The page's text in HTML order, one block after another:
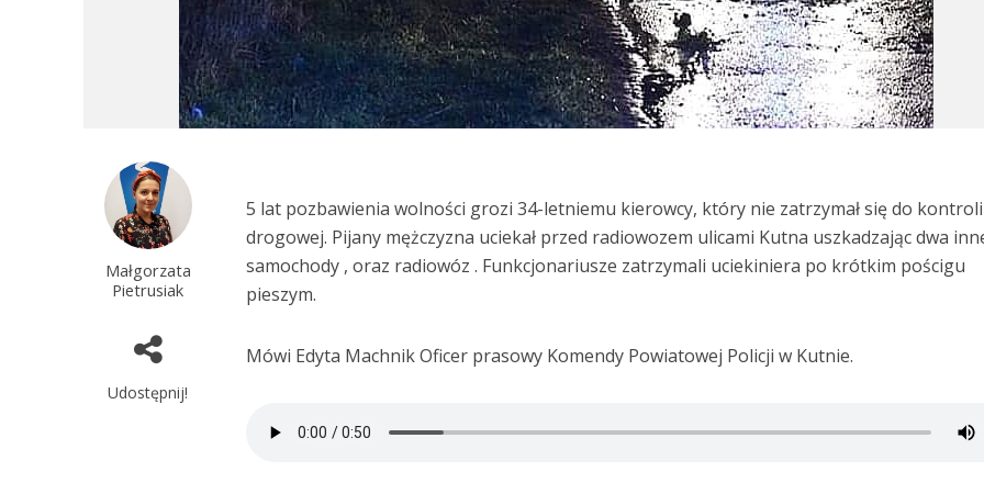
Małgorzata
Pietrusiak
Udostępnij!
5 lat pozbawienia wolności grozi 34-letniemu kierowcy, który nie zatrzymał się do kontroli
drogowej. Pijany mężczyzna uciekał przed radiowozem ulicami Kutna uszkadzając dwa
samochody , oraz radiowóz . Funkcjonariusze zatrzymali uciekiniera po krótkim pościgu
pieszym.
Mówi Edyta Machnik Oficer prasowy Komendy Powiatowej Policji w Kutnie.